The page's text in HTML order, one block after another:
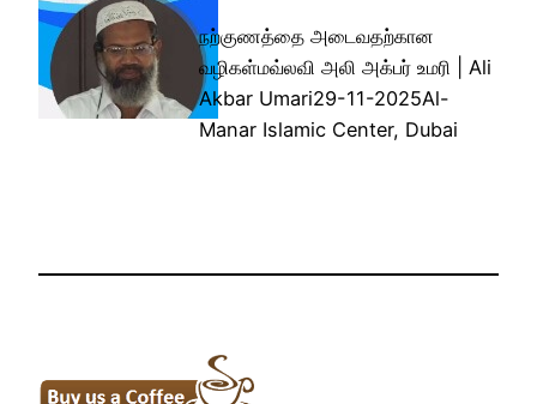
நற்குணத்தை அடைவதற்கான
வழிகள்மவ்லவி அலி அக்பர் உமரி | Ali
Akbar Umari29-11-2025Al-
Manar Islamic Center, Dubai